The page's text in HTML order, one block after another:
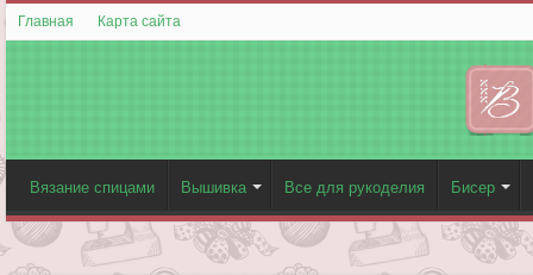
Главная Карта сайта
Вязание спицами Вышивка Все для рукоделия Бисер